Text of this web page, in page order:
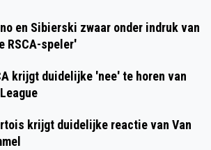
en Sibierski zwaar onder indruk van
RSCA-speler'
krijgt duidelijke 'nee' te horen van
krijgt duidelijke reactie van Van